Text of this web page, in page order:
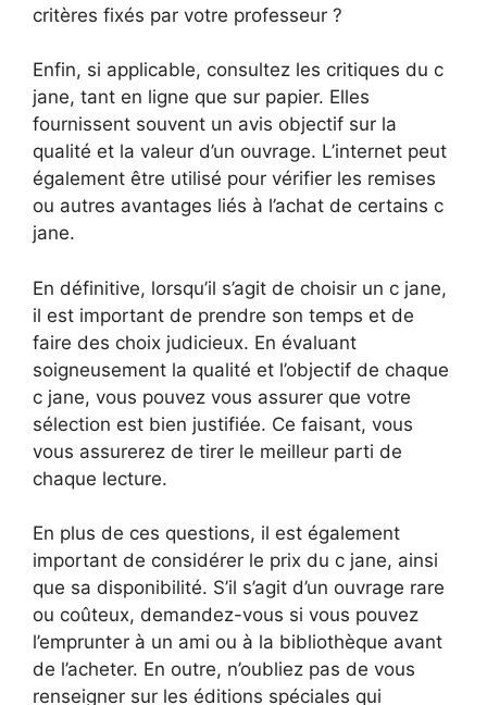
critères fixés par votre professeur ?
Enfin, si applicable, consultez les critiques du c
jane, tant en ligne que sur papier. Elles
fournissent souvent un avis objectif sur la
qualité et la valeur d’un ouvrage. L’internet peut
également être utilisé pour vérifier les remises
ou autres avantages liés à l’achat de certains c
jane.
En définitive, lorsqu’il s’agit de choisir un c jane,
il est important de prendre son temps et de
faire des choix judicieux. En évaluant
soigneusement la qualité et l’objectif de chaque
c jane, vous pouvez vous assurer que votre
sélection est bien justifiée. Ce faisant, vous
vous assurerez de tirer le meilleur parti de
chaque lecture.
En plus de ces questions, il est également
important de considérer le prix du c jane, ainsi
que sa disponibilité. S’il s’agit d’un ouvrage rare
ou coûteux, demandez-vous si vous pouvez
l’emprunter à un ami ou à la bibliothèque avant
de l’acheter. En outre, n’oubliez pas de vous
renseigner sur les éditions spéciales qui